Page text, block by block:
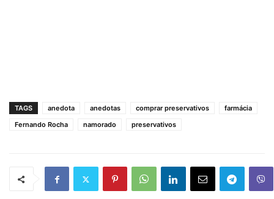
TAGS anedota anedotas comprar preservativos
farmácia
Fernando Rocha
namorado preservativos